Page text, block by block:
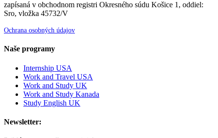
zapísaná v obchodnom registri Okresného súdu Košice 1, oddiel:
Sro, vložka 45732/V
Ochrana osobných údajov
Naše programy
Internship USA
Work and Travel USA
Work and Study UK
Work and Study Kanada
Study English UK
Newsletter: